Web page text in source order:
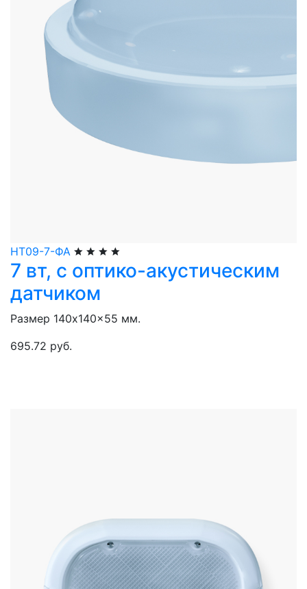
НТ09-7-ФА
7 вт, с оптико-акустическим
датчиком
Размер 140x140x55 мм.
695.72 руб.